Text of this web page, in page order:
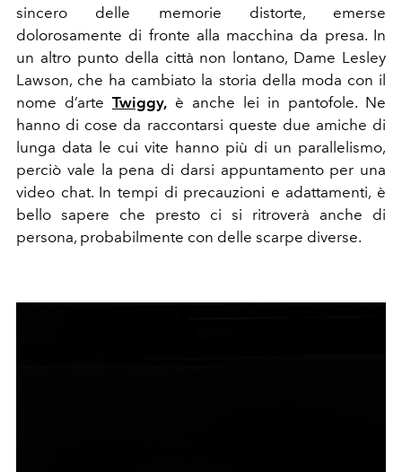
sincero delle memorie distorte, emerse
dolorosamente di fronte alla macchina da presa. In
un altro punto della città non lontano, Dame Lesley
Lawson, che ha cambiato la storia della moda con il
nome d’arte Twiggy, è anche lei in pantofole. Ne
hanno di cose da raccontarsi queste due amiche di
lunga data le cui vite hanno più di un parallelismo,
perciò vale la pena di darsi appuntamento per una
video chat. In tempi di precauzioni e adattamenti, è
bello sapere che presto ci si ritroverà anche di
persona, probabilmente con delle scarpe diverse.